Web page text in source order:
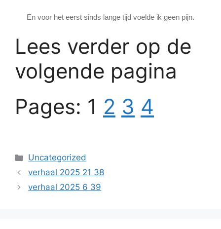
En voor het eerst sinds lange tijd voelde ik geen pijn.
Lees verder op de
volgende pagina
Pages: 1 2 3 4
Categories
Uncategorized
verhaal 2025 21 38
verhaal 2025 6 39